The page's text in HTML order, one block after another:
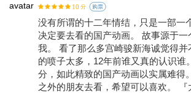
10 分 购票
没有所谓的十二年情结，只是一部一
决定要去看的国产动画。 故事源于一
我。 看了那么多宫崎骏新海诚觉得
的喷子太多，12年前谁又真的认识谁
分，如此精致的国产动画以实属难得
之外的朋友去看，希望可以喜欢。 『